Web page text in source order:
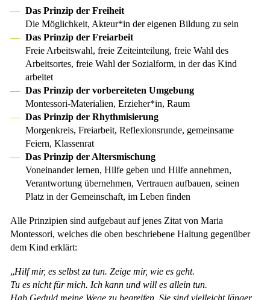
Das Prinzip der Freiheit
Die Möglichkeit, Akteur*in der eigenen Bildung zu sein
Das Prinzip der Freiarbeit
Freie Arbeitswahl, freie Zeiteinteilung, freie Wahl des
Arbeitsortes, freie Wahl der Sozialform, in der das Kind
arbeitet
Das Prinzip der vorbereiteten Umgebung
Montessori-Materialien, Erzieher*in, Raum
Das Prinzip der Rhythmisierung
Morgenkreis, Freiarbeit, Reflexionsrunde, gemeinsame
Feiern, Klassenrat
Das Prinzip der Altersmischung
Voneinander lernen, Hilfe geben und Hilfe annehmen,
Verantwortung übernehmen, Vertrauen aufbauen, seinen
Platz in der Gemeinschaft, im Leben finden
Alle Prinzipien sind aufgebaut auf jenes Zitat von Maria
Montessori, welches die oben beschriebene Haltung gegenüber
dem Kind erklärt:
„Hilf mir, es selbst zu tun. Zeige mir, wie es geht.
Tu es nicht für mich. Ich kann und will es allein tun.